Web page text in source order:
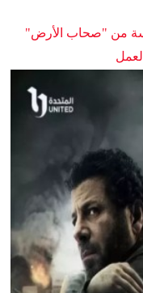
من "صحاب الأرض"